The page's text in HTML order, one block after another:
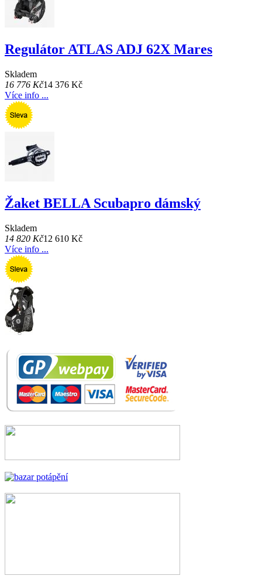
Regulátor ATLAS ADJ 62X Mares
Skladem
16 776 Kč14 376 Kč
Více info ...
Žaket BELLA Scubapro dámský
Skladem
14 820 Kč12 610 Kč
Více info ...